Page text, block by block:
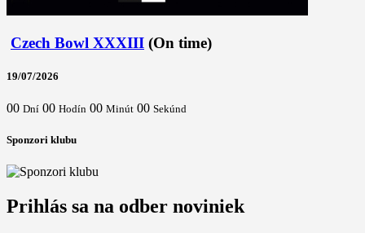
Czech Bowl XXXIII (On time)
19/07/2026
00 Dní 00 Hodín 00 Minút 00 Sekúnd
Sponzori klubu
Prihlás sa na odber noviniek